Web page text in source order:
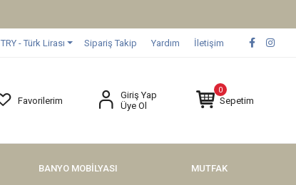
TRY - Türk Lirası Sipariş Takip Yardım İletişim
Favorilerim
Giriş Yap
Üye Ol
0
Sepetim
BANYO MOBİLYASI MUTFAK